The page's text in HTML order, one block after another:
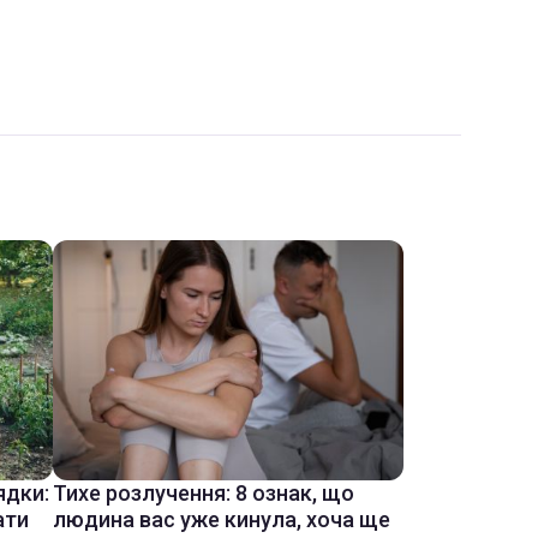
Тихе розлучення: 8 ознак, що
людина вас уже кинула, хоча ще